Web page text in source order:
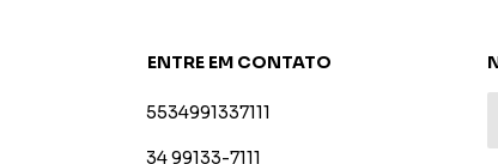
ENTRE EM CONTATO
5534991337111
34 99133-7111